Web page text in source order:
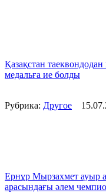
Қазақстан
медальға ие болды
Рубрика: Другое
Ернұр Мырзахмет ауыр
арасындағы әлем